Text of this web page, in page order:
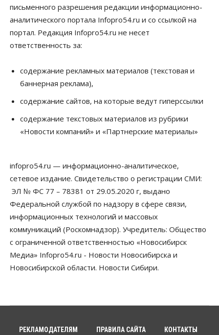
письменного разрешения редакции информационно-
аналитического портала Infopro54.ru и со ссылкой на
портал. Редакция Infopro54.ru не несет
ответственность за:
содержание рекламных материалов (текстовая и
баннерная реклама),
содержание сайтов, на которые ведут гиперссылки
содержание текстовых материалов из рубрики
«Новости компаний» и «Партнерские материалы»
infopro54.ru — информационно-аналитическое,
сетевое издание. Свидетельство о регистрации СМИ:
ЭЛ № ФС 77 – 78381 от 29.05.2020 г, выдано
Федеральной службой по надзору в сфере связи,
информационных технологий и массовых
коммуникаций (Роскомнадзор). Учредитель: Общество
с ограниченной ответственностью «Новосибирск
Медиа» Infopro54.ru - Новости Новосибирска и
Новосибирской области. Новости Сибири.
РЕКЛАМОДАТЕЛЯМ ПРАВИЛА САЙТА КОНТАКТЫ